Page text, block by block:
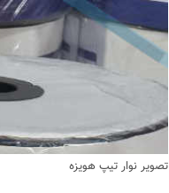
تصویر نوار تیپ هویزه